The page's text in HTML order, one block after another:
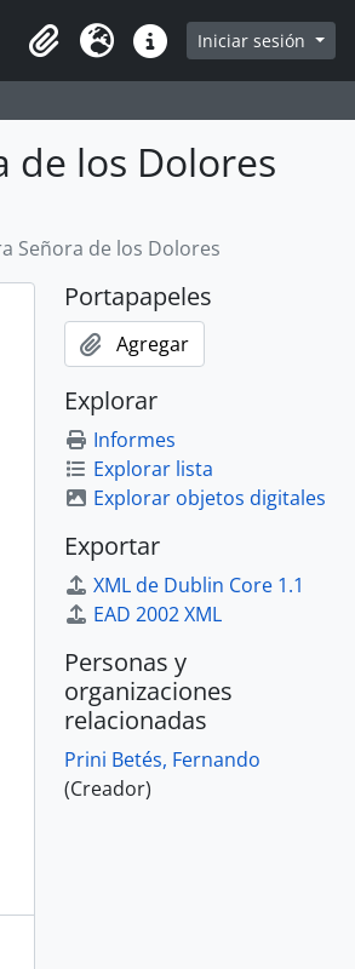
Portapapeles
Idioma Enlaces rápidos
Iniciar sesión
de los Dolores
Señora de los Dolores
Portapapeles
Agregar
Explorar
Informes
Explorar lista
Explorar objetos digitales
Exportar
XML de Dublin Core 1.1
EAD 2002 XML
Personas y
organizaciones
relacionadas
Prini Betés, Fernando
(Creador)